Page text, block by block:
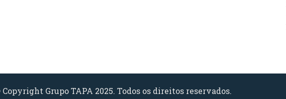
Grupo TAPA 2025. Todos os direitos reservados.